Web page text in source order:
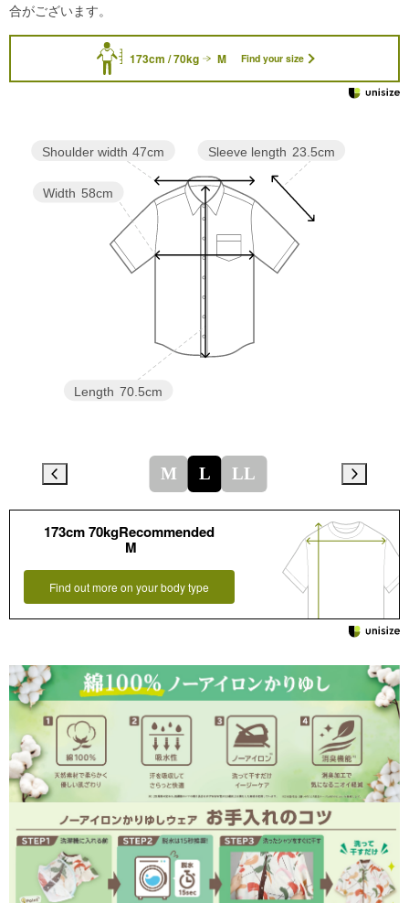
173cm / 70kg M Find your size
Sleeve length 23.5cm
Length 70.5cm
Width 58cm
Shoulder width 47cm
M L LL
173cm 70kgRecommended
M
Find out more on your body type
合がございます。